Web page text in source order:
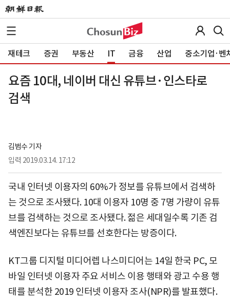
재테크 증권 부동산 IT 금융 산업 중소기업·벤
요즘 10대, 네이버 대신 유튜브·인스타로
검색
김범수 기자
입력 2019.03.14. 17:12
국내 인터넷 이용자의 60%가 정보를 유튜브에서 검색하
는 것으로 조사됐다. 10대 이용자 10명 중 7명 가량이 유튜
브를 검색하는 것으로 조사됐다. 젊은 세대일수록 기존 검
색엔진보다는 유튜브를 선호한다는 방증이다.
KT그룹 디지털 미디어렙 나스미디어는 14일 한국 PC, 모
바일 인터넷 이용자 주요 서비스 이용 행태와 광고 수용 행
태를 분석한 2019 인터넷 이용자 조사(NPR)를 발표했다.